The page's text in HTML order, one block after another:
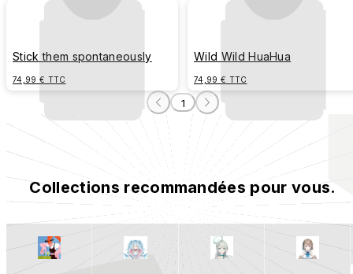
Stick them spontaneously
74,99 € TTC
Wild Wild HuaHua
74,99 € TTC
1
Collections recommandées pour vous.